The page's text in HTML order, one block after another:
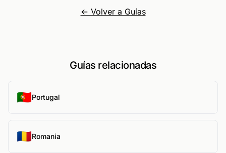
← Volver a Guías
Guías relacionadas
🇵🇹Portugal
🇷🇴Romania